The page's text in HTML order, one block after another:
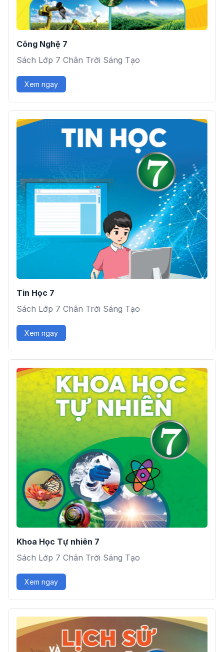
Công Nghệ 7
Sách Lớp 7 Chân Trời Sáng Tạo
Xem ngay
Tin Học 7
Sách Lớp 7 Chân Trời Sáng Tạo
Xem ngay
Khoa Học Tự nhiên 7
Sách Lớp 7 Chân Trời Sáng Tạo
Xem ngay